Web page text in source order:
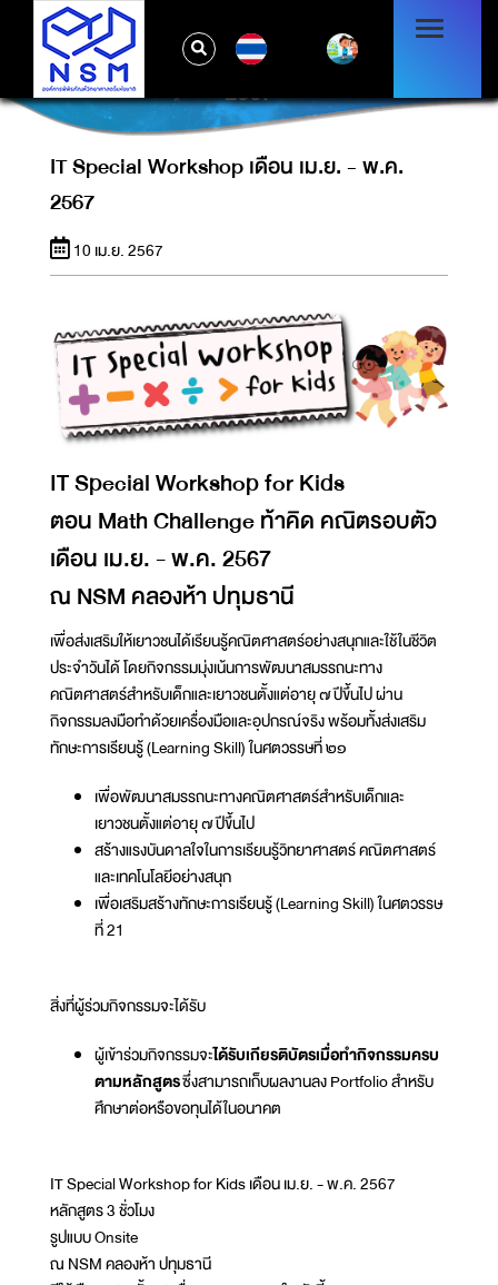
IT SPECIAL WORKSHOP เดือน เม.ย. - พ.ค.
2567
IT Special Workshop เดือน เม.ย. - พ.ค.
2567
10 เม.ย. 2567
IT Special Workshop for Kids
ตอน Math Challenge ท้าคิด คณิตรอบตัว
เดือน เม.ย. - พ.ค. 2567
ณ NSM คลองห้า ปทุมธานี
เพื่อส่งเสริมให้เยาวชนได้เรียนรู้คณิตศาสตร์อย่างสนุกและใช้ในชีวิต
ประจำวันได้ โดยกิจกรรมมุ่งเน้นการพัฒนาสมรรถนะทาง
คณิตศาสตร์สำหรับเด็กและเยาวชนตั้งแต่อายุ ๗ ปีขึ้นไป ผ่าน
กิจกรรมลงมือทำด้วยเครื่องมือและอุปกรณ์จริง พร้อมทั้งส่งเสริม
ทักษะการเรียนรู้ (Learning Skill) ในศตวรรษที่ ๒๑
เพื่อพัฒนาสมรรถนะทางคณิตศาสตร์สำหรับเด็กและ
เยาวชนตั้งแต่อายุ ๗ ปีขึ้นไป
สร้างแรงบันดาลใจในการเรียนรู้วิทยาศาสตร์ คณิตศาสตร์
และเทคโนโลยีอย่างสนุก
เพื่อเสริมสร้างทักษะการเรียนรู้ (Learning Skill) ในศตวรรษ
ที่ 21
สิ่งที่ผู้ร่วมกิจกรรมจะได้รับ
ผู้เข้าร่วมกิจกรรมจะได้รับเกียรติบัตรเมื่อทำกิจกรรมครบ
ตามหลักสูตรซึ่งสามารถเก็บผลงานลง Portfolio สำหรับ
ศึกษาต่อหรือขอทุนได้ในอนาคต
IT Special Workshop for Kids เดือน เม.ย. - พ.ค. 2567
หลักสูตร 3 ชั่วโมง
รูปแบบ Onsite
ณ NSM คลองห้า ปทุมธานี